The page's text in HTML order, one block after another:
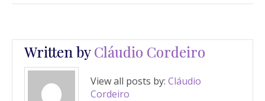
Written byCláudio Cordeiro
View all posts by: Cláudio
Cordeiro